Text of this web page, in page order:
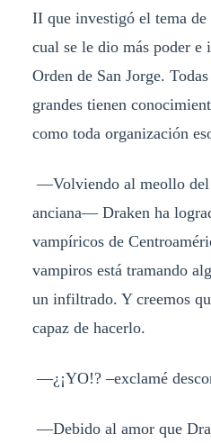
II que investigó el tema
cual se le dio más poder e
Orden de San Jorge.
grandes tienen
como toda organización
—Volviendo al meollo del
anciana— Draken ha
vampíricos de
vampiros está tramando
un infiltrado. Y creemos
capaz de hacerlo.
—¿¡YO!? –exclamé
—Debido al amor que